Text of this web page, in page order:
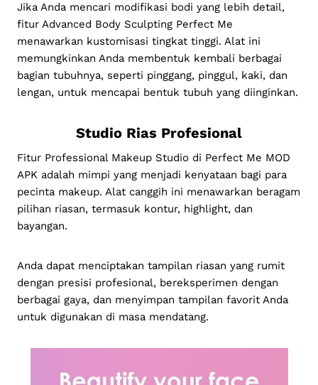
Jika Anda mencari modifikasi bodi yang lebih detail,
fitur Advanced Body Sculpting Perfect Me
menawarkan kustomisasi tingkat tinggi. Alat ini
memungkinkan Anda membentuk kembali berbagai
bagian tubuhnya, seperti pinggang, pinggul, kaki, dan
lengan, untuk mencapai bentuk tubuh yang diinginkan.
Studio Rias Profesional
Fitur Professional Makeup Studio di Perfect Me MOD
APK adalah mimpi yang menjadi kenyataan bagi para
pecinta makeup. Alat canggih ini menawarkan beragam
pilihan riasan, termasuk kontur, highlight, dan
bayangan.
Anda dapat menciptakan tampilan riasan yang rumit
dengan presisi profesional, bereksperimen dengan
berbagai gaya, dan menyimpan tampilan favorit Anda
untuk digunakan di masa mendatang.